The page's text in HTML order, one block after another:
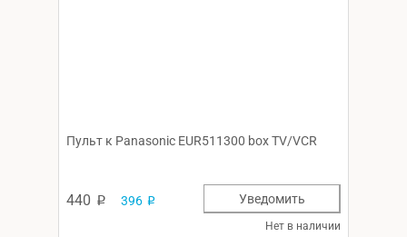
Пульт к Panasonic EUR511300 box TV/VCR
440 p 396 p
Нет в наличии
Уведомить